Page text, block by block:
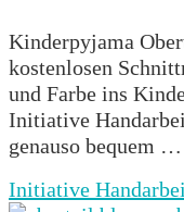
Kinderpyjama
kostenlosen
und Farbe ins
Initiative
genauso bequem …
Initiative